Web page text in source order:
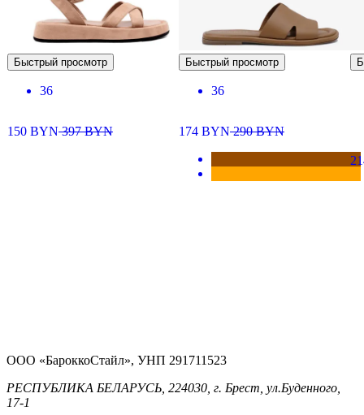
Быстрый просмотр
36
150 BYN397BYN
Быстрый просмотр
36
174 BYN290BYN
ООО «БароккоСтайл», УНП 291711523
РЕСПУБЛИКА БЕЛАРУСЬ, 224030, г. Брест, ул.Буденного,
17-1